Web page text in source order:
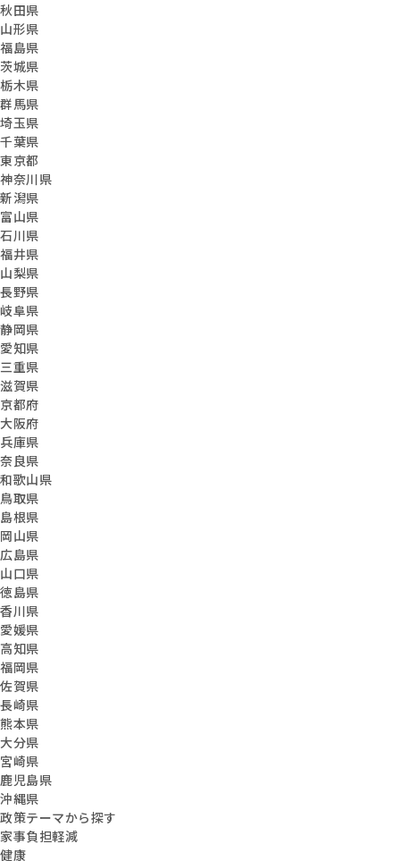
秋田県
山形県
福島県
茨城県
栃木県
群馬県
埼玉県
千葉県
東京都
神奈川県
新潟県
富山県
石川県
福井県
山梨県
長野県
岐阜県
静岡県
愛知県
三重県
滋賀県
京都府
大阪府
兵庫県
奈良県
和歌山県
鳥取県
島根県
岡山県
広島県
山口県
徳島県
香川県
愛媛県
高知県
福岡県
佐賀県
長崎県
熊本県
大分県
宮崎県
鹿児島県
沖縄県
政策テーマから探す
家事負担軽減
健康